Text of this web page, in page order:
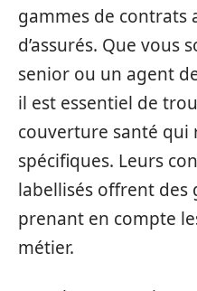
gammes de contrats
d’assurés. Que vous
senior ou un agent
il est essentiel de
couverture santé qui
spécifiques. Leurs
labellisés offrent des
prenant en compte
métier.